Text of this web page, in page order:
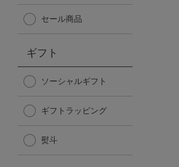
Afternoon Tea TEAROOM
日傘
保冷バッグ
セール商品
ギフト
ソーシャルギフト
ギフトラッピング
熨斗